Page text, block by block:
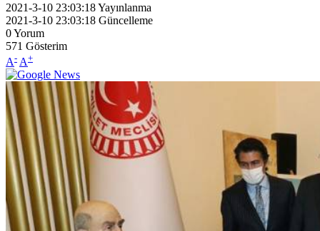
2021-3-10 23:03:18Yayınlanma
2021-3-10 23:03:18 Güncelleme
0Yorum
571 Gösterim
A- A+